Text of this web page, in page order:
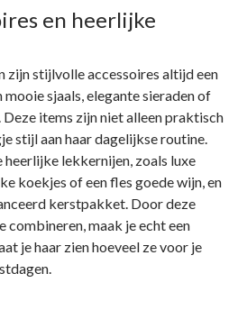
en heerlijke
zijn stijlvolle accessoires altijd een
mooie sjaals, elegante sieraden of
Deze items zijn niet alleen praktisch
stijl aan haar dagelijkse routine.
lekkernijen, zoals luxe
koekjes of een fles goede wijn, en
kerstpakket. Door deze
combineren, maak je echt een
je haar zien hoeveel ze voor je